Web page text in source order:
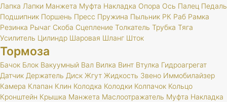
Лапка Лапки Манжета Муфта Накладка Опора Ось Палец Педаль
Подшипник Поршень Пресс Пружина Пыльник РК Раб Рамка
Резинка Рычаг Скоба Сцепление Толкатель Трубка Тяга
Усилитель Цилиндр Шаровая Шланг Шток
Тормоза
Бачок Блок Вакуумный Вал Вилка Винт Втулка Гидроагрегат
Датчик Держатель Диск Жгут Жидкость Звено Иммобилайзер
Камера Клапан Клин Колодка Колодки Колпачок Кольцо
Кронштейн Крышка Манжета Маслоотражатель Муфта Накладка